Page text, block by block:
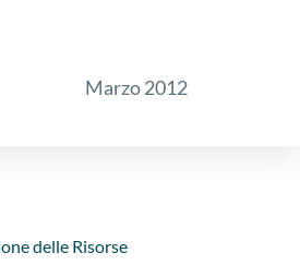
Marzo 2012
delle Risorse